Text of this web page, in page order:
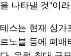
을 나타낼 것”이
테스는 현재 싱가
르노블 등에 폐배